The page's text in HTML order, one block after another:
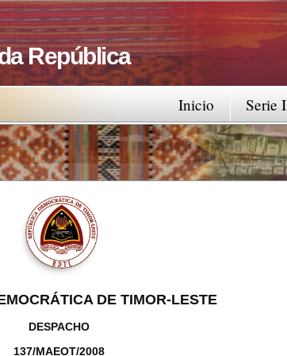
República
Serie I
Inicio
DE TIMOR-LESTE
DESPACHO
137/MAEOT/2008